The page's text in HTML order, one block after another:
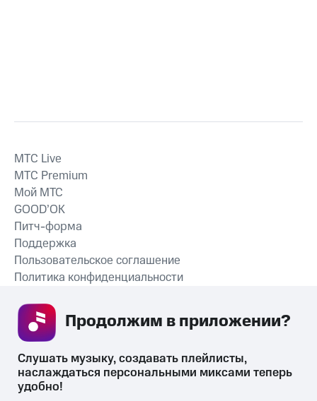
СКАЧАТЬ ПРИЛОЖЕНИЕ
MTС Live
MTС Premium
Мой МТС
GOOD’OK
Питч-форма
Поддержка
Пользовательское соглашение
Политика конфиденциальности
Слушать музыку, создавать плейлисты,
наслаждаться персональными миксами теперь
удобно!